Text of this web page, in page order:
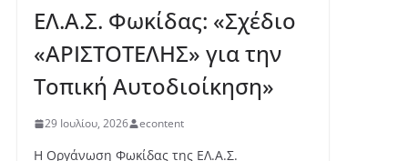
350.000 ευρώ για
χορτοκοπή, αλλά τα
συνεργεία βγήκαν
στους δρόμους στις 13
Ιουλίου
6 Αυγούστου, 2026
ΕΛ.Α.Σ. Φωκίδας: «Σχέδιο
«ΑΡΙΣΤΟΤΕΛΗΣ» για την
Τοπική Αυτοδιοίκηση»
29 Ιουλίου, 2026 econtent
Η Οργάνωση Φωκίδας της ΕΛ.Α.Σ.